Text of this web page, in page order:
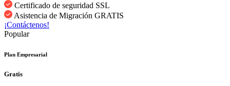
Certificado de seguridad SSL
Asistencia de Migración GRATIS
¡Contáctenos!
Popular
Plan Empresarial
Gratis